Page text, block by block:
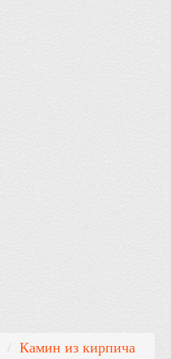
/ Камин из кирпича